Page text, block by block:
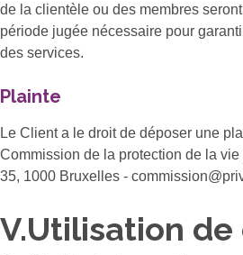
de la clientèle ou des membres
période jugée nécessaire pour
des services.
Plainte
Le Client a le droit de déposer une
Commission de la protection de la
35, 1000 Bruxelles -
V.Utilisation de